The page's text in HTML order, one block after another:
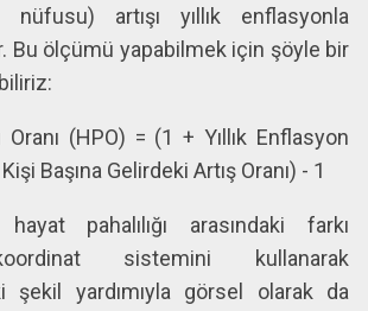
artışı yıllık enflasyonla
Bu ölçümü yapabilmek için şöyle bir
Oranı (HPO) = (1 + Yıllık Enflasyon
Kişi Başına Gelirdeki Artış Oranı) - 1
pahalılığı arasındaki farkı
sistemini kullanarak
şekil yardımıyla görsel olarak da